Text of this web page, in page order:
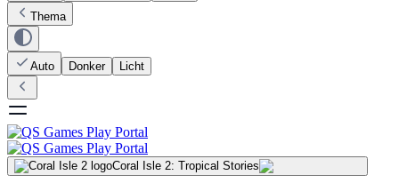
Thema
Auto Donker Licht
Coral Isle 2: Tropical Stories